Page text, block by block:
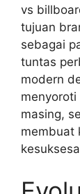
vs
tujuan
sebagai
tuntas
modern
masing,
membuat